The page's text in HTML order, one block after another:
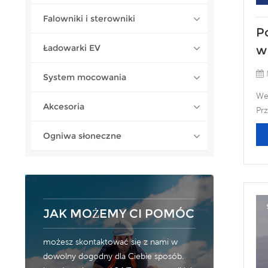
Falowniki i sterowniki
Ładowarki EV
System mocowania
Akcesoria
Ogniwa słoneczne
JAK MOŻEMY CI POMÓC
możesz skontaktować się z nami w
dowolny dogodny dla Ciebie sposób.
w